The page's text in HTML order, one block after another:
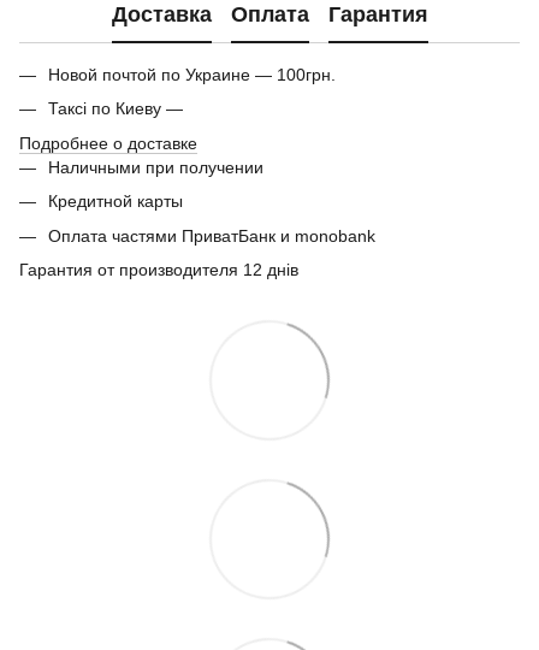
Доставка Оплата Гарантия
Новой почтой по Украине — 100грн.
Таксі по Киеву —
Подробнее о доставке
Наличными при получении
Кредитной карты
Оплата частями ПриватБанк и monobank
Гарантия от производителя 12 днів